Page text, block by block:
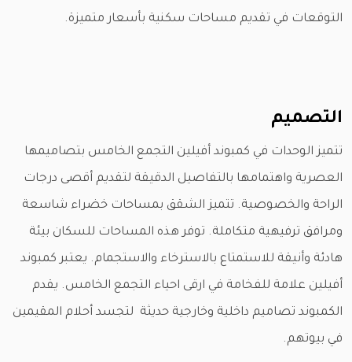
التوقعات في تقديم مساحات سكنية بأسعار متميزة.
التصميم
تتميز الوحدات في كمبوند أفيلين التجمع الخامس بتصاميمها
العصرية واهتمامها بالتفاصيل الدقيقة لتقديم أقصى درجات
الراحة والخصوصية. تتميز الشقق بمساحات خضراء شاسعة
ومرافق ترفيهية متكاملة. توفر هذه المساحات للسكان بيئة
هادئة وأنيقة للاستمتاع بالاسترخاء والاستجمام. يعتبر كمبوند
أفيلين علامة للفخامة في ارقى احياء التجمع الخامس. يقدم
الكمبوند تصاميم داخلية وخارجية حديثة لتجسد أحلام المقيمين
في بيوتهم.